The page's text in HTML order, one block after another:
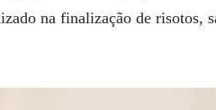
na finalização de risotos,